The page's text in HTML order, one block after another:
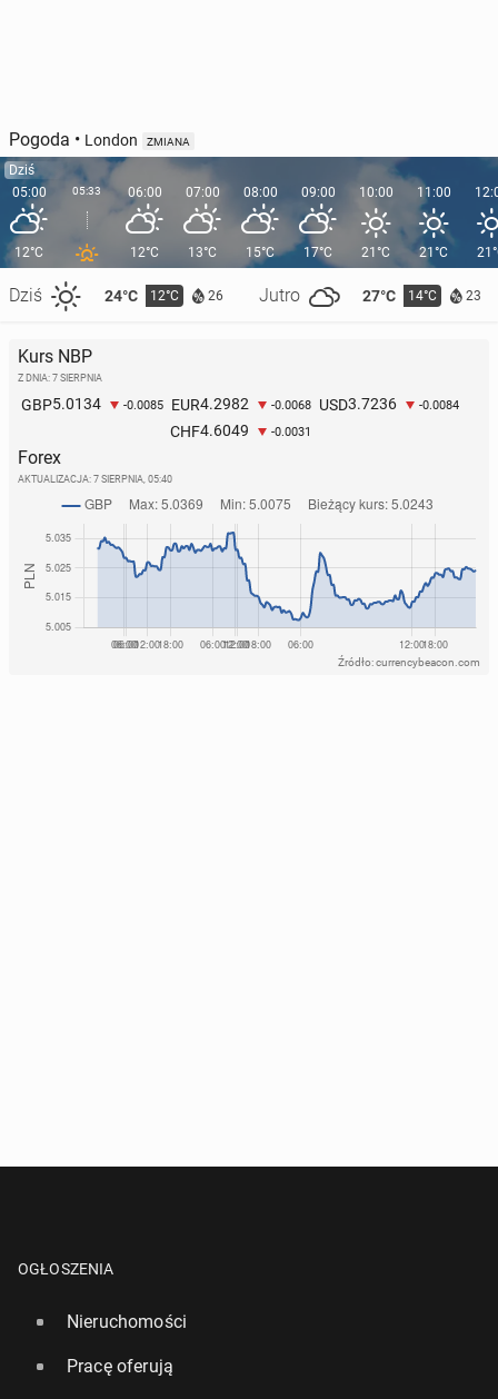
Pogoda • London ZMIANA
Dziś
05:00
12°C
Dziś 24°C 12°C 26 Jutro 27°C 14°C 23
05:33 06:00
12°C
07:00
13°C
08:00
15°C
09:00
17°C
10:00
21°C
11:00
21°C
Kurs NBP
Z DNIA: 7 SIERPNIA
GBP5.0134 -0.0085 EUR4.2982 -0.0068 USD3.7236 -0.0084
CHF4.6049 -0.0031
Forex
AKTUALIZACJA: 7 SIERPNIA, 05:40
Źródło: currencybeacon.com
OGŁOSZENIA
Nieruchomości
Pracę oferują